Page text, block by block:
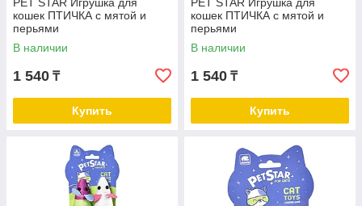
кошек ПТИЧКА с мятой и
перьями
В наличии
1 540 ₸
Купить
кошек ПТИЧКА с мятой и
перьями
В наличии
1 540 ₸
Купить